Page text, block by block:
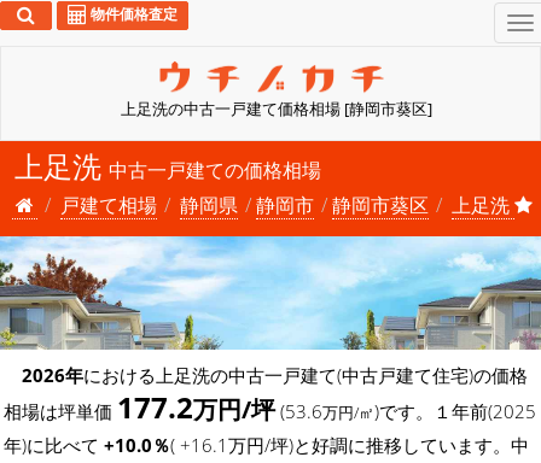
上足洗の中古一戸建て価格相場 [静岡市葵区]
物件価格査定
上足洗 中古一戸建ての価格相場
戸建て相場
静岡県 静岡市 静岡市葵区 上足洗
2026年における上足洗の中古一戸建て(中古戸建て住宅)の価格
相場は坪単価 177.2万円/坪(53.6万円/㎡)です。１年前(2025
年)に比べて +10.0％( +16.1万円/坪)と好調に推移しています。中